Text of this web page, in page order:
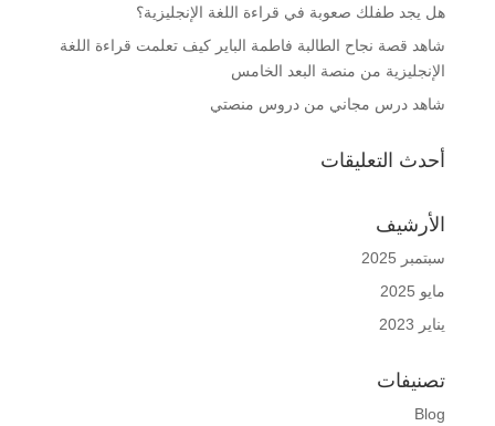
هل يجد طفلك صعوبة في قراءة اللغة الإنجليزية؟
شاهد قصة نجاح الطالبة فاطمة الباير كيف تعلمت قراءة اللغة
الإنجليزية من منصة البعد الخامس
شاهد درس مجاني من دروس منصتي
أحدث التعليقات
الأرشيف
سبتمبر 2025
مايو 2025
يناير 2023
تصنيفات
Blog